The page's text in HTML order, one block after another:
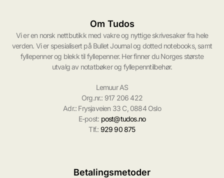
Om Tudos
Vi er en norsk nettbutikk med vakre og nyttige skrivesaker fra hele
verden. Vi er spesialisert på Bullet Journal og dotted notebooks, samt
fyllepenner og blekk til fyllepenner. Her finner du Norges største
utvalg av notatbøker og fyllepenntilbehør.
Lemuur AS
Org.nr.: 917 206 422
Adr.: Frysjaveien 33 C, 0884 Oslo
E-post: post@tudos.no
Tlf.: 929 90 875
Betalingsmetoder